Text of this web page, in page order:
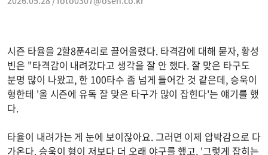
시즌 타율을 2할8푼4리로 끌어올렸다. 타격감에 대해 묻자, 황성
빈은 "타격감이 내려갔다고 생각을 잘 안 했다. 잘 맞은 타구도
분명 많이 나왔고, 한 100타수 좀 넘게 들어간 것 같은데, 승욱이
형한테 '올 시즌에 유독 잘 맞은 타구가 많이 잡힌다'는 얘기를 했
다.
타율이 내려가는 게 눈에 보이잖아요. 그러면 이제 압박감으로 다
가온다. 승욱이 형이 저보다 더 오래 야구를 했고, '그렇게 잡히는